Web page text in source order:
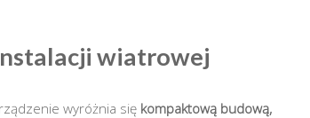
wiatrowej
wyróżnia się kompaktową budową,